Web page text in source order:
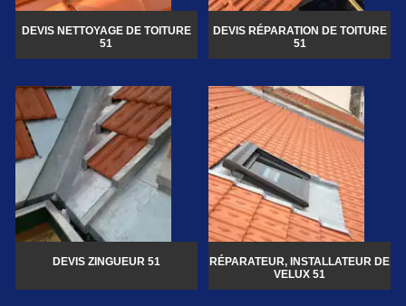
DEVIS NETTOYAGE DE TOITURE
51
DEVIS RÉPARATION DE TOITURE
51
DEVIS ZINGUEUR 51
RÉPARATEUR, INSTALLATEUR DE
VELUX 51